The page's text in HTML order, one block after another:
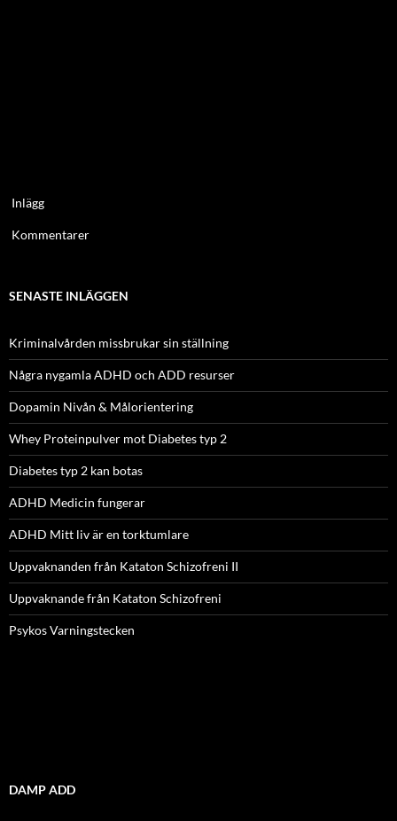
Inlägg
Kommentarer
SENASTE INLÄGGEN
Kriminalvården missbrukar sin ställning
Några nygamla ADHD och ADD resurser
Dopamin Nivån & Målorientering
Whey Proteinpulver mot Diabetes typ 2
Diabetes typ 2 kan botas
ADHD Medicin fungerar
ADHD Mitt liv är en torktumlare
Uppvaknanden från Kataton Schizofreni II
Uppvaknande från Kataton Schizofreni
Psykos Varningstecken
DAMP ADD